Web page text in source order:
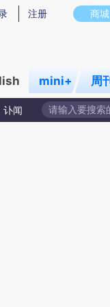
意图存在偏差。不代表财
商城
注册
mini+ 周
讣闻